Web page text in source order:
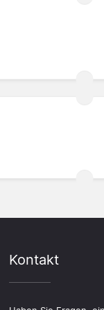
Kontakt